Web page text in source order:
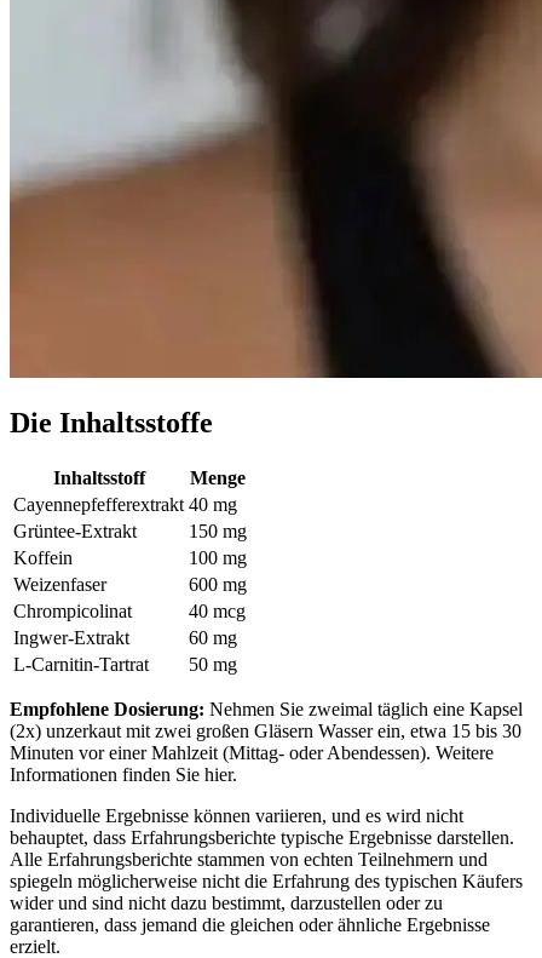
Die Inhaltsstoffe
Inhaltsstoff
Menge
Cayennepfefferextrakt 40 mg
Grüntee-Extrakt
150 mg
Koffein
100 mg
Weizenfaser
600 mg
Chrompicolinat
40 mcg
Ingwer-Extrakt
60 mg
L-Carnitin-Tartrat
50 mg
Empfohlene Dosierung: Nehmen Sie zweimal täglich eine Kapsel
(2x) unzerkaut mit zwei großen Gläsern Wasser ein, etwa 15 bis 30
Minuten vor einer Mahlzeit (Mittag- oder Abendessen). Weitere
Informationen finden Sie hier.
Individuelle Ergebnisse können variieren, und es wird nicht
behauptet, dass Erfahrungsberichte typische Ergebnisse darstellen.
Alle Erfahrungsberichte stammen von echten Teilnehmern und
spiegeln möglicherweise nicht die Erfahrung des typischen Käufers
wider und sind nicht dazu bestimmt, darzustellen oder zu
garantieren, dass jemand die gleichen oder ähnliche Ergebnisse
erzielt.